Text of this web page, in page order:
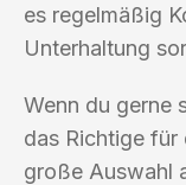
es regelmäßig
Unterhaltung
Wenn du gerne
das Richtige für
große Auswahl